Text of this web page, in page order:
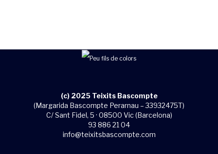
(c) 2025 Teixits Bascompte
(Margarida Bascompte Perarnau – 33932475T)
C/ Sant Fidel, 5 · 08500 Vic (Barcelona)
93 886 21 04
info@teixitsbascompte.com